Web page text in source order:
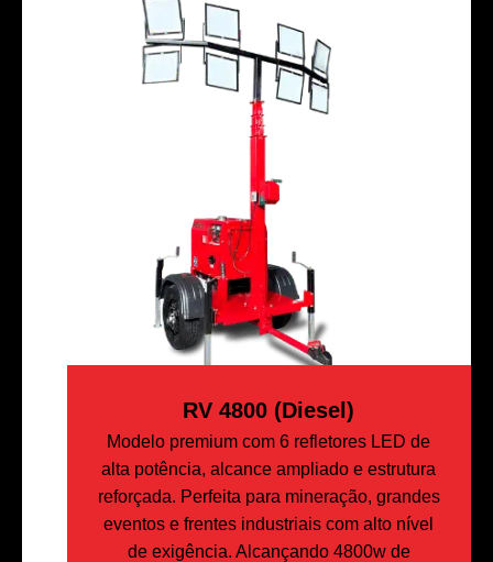
RV 4800 (Diesel)
Modelo premium com 6 refletores LED de
alta potência, alcance ampliado e estrutura
reforçada. Perfeita para mineração, grandes
eventos e frentes industriais com alto nível
de exigência. Alcançando 4800w de